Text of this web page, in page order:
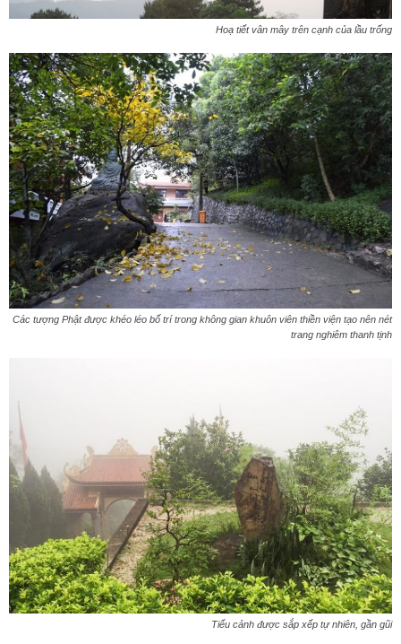
Hoạ tiết vân mây trên cạnh của lầu trống
Các tượng Phật được khéo léo bố trí trong không gian khuôn viên thiền viện tạo nên nét
trang nghiêm thanh tịnh
Tiểu cảnh được sắp xếp tự nhiên, gần gũi